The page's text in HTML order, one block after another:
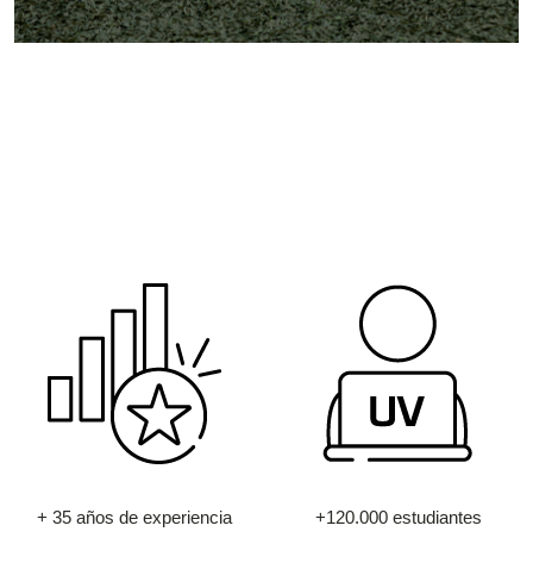
+ 35 años de experiencia +120.000 estudiantes